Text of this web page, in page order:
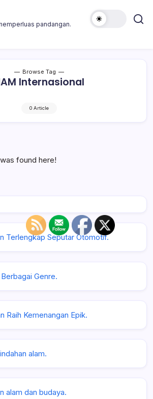
pandangan.
Browse Tag
Internasional
0 Article
found here!
Terlengkap Seputar Otomotif.
Genre.
Raih Kemenangan Epik.
alam.
alam dan budaya.